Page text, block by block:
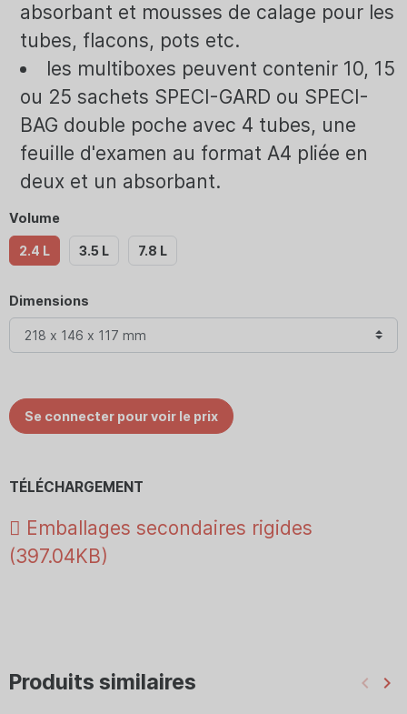
absorbant et mousses de calage pour les
tubes, flacons, pots etc.
les multiboxes peuvent contenir 10, 15
ou 25 sachets SPECI-GARD ou SPECI-
BAG double poche avec 4 tubes, une
feuille d'examen au format A4 pliée en
deux et un absorbant.
Volume
2.4 L 3.5 L 7.8 L
Dimensions
Se connecter pour voir le prix
TÉLÉCHARGEMENT
Emballages secondaires rigides
(397.04KB)
Produits similaires keyboard_arrow_left keyboard_arrow_right